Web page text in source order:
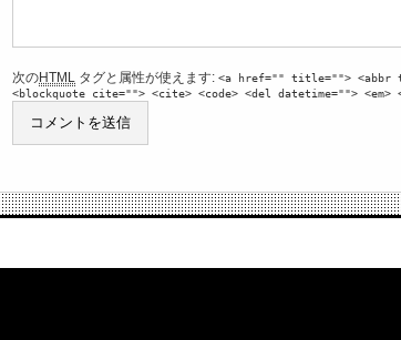
次のHTML タグと属性が使えます: <a href="" title=""> <abbr
<blockquote cite=""> <cite> <code> <del datetime="">